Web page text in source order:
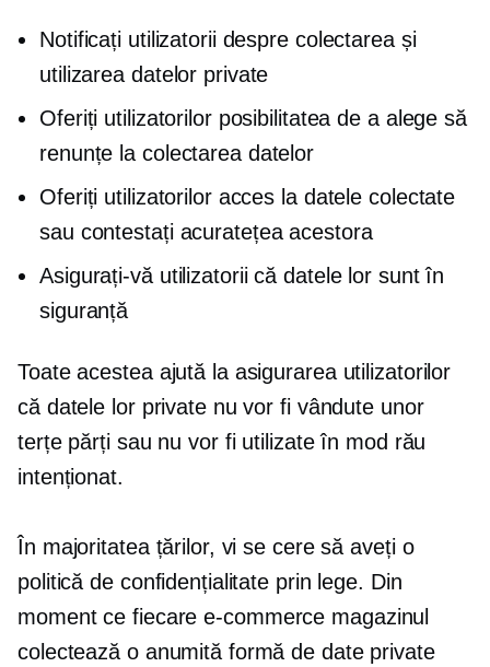
Notificați utilizatorii despre colectarea și
utilizarea datelor private
Oferiți utilizatorilor posibilitatea de a alege să
renunțe la colectarea datelor
Oferiți utilizatorilor acces la datele colectate
sau contestați acuratețea acestora
Asigurați-vă utilizatorii că datele lor sunt în
siguranță
Toate acestea ajută la asigurarea utilizatorilor
că datele lor private nu vor fi vândute unor
terțe părți sau nu vor fi utilizate în mod rău
intenționat.
În majoritatea țărilor, vi se cere să aveți o
politică de confidențialitate prin lege. Din
moment ce fiecaree-commerce magazinul
colectează o anumită formă de date private